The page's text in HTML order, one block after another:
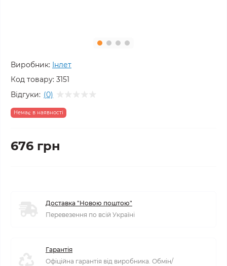
Виробник: Інлет
Код товару: 3151
Відгуки: (0)
Немає в наявності
676 грн
Доставка "Новою поштою"
Перевезення по всій Україні
Гарантія
Офіційна гарантія від виробника. Обмін/